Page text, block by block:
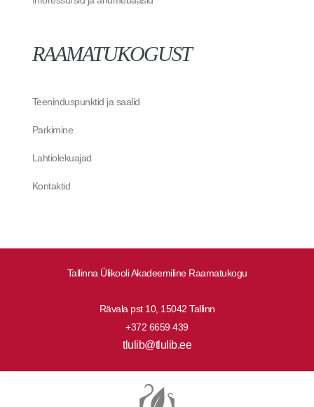
Tallinna Ülikooli Akadeemiline Raamatukogu
Rävala pst 10, 15042 Tallinn
+372 6659 439
tlulib@tlulib.ee
RAAMATUKOGUST
Teeninduspunktid ja saalid
Parkimine
Lahtiolekuajad
Kontaktid